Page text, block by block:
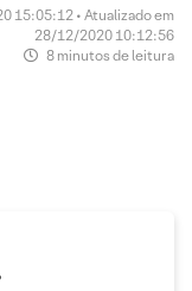
15:05:12 • Atualizado em
28/12/2020 10:12:56
8 minutos de leitura